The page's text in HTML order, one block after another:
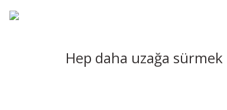
Hep daha uzağa